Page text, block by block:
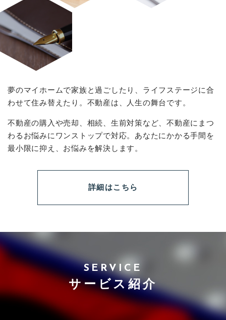
夢のマイホームで家族と過ごしたり、ライフステージに合
わせて住み替えたり。不動産は、人生の舞台です。
不動産の購入や売却、相続、生前対策など、不動産にまつ
わるお悩みにワンストップで対応。あなたにかかる手間を
最小限に抑え、お悩みを解決します。
詳細はこちら
SERVICE
サービス紹介